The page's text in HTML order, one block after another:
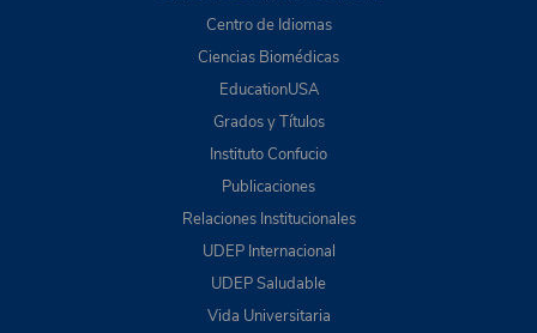
Centro de Idiomas
Ciencias Biomédicas
EducationUSA
Grados y Títulos
Instituto Confucio
Publicaciones
Relaciones Institucionales
UDEP Internacional
UDEP Saludable
Vida Universitaria